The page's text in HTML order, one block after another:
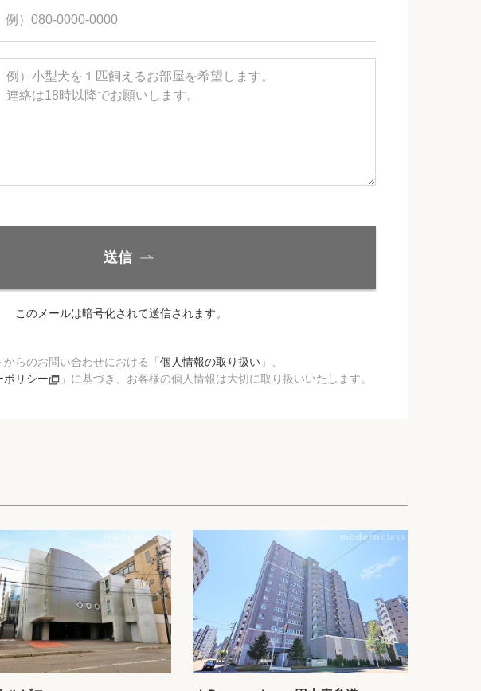
送信
このメールは暗号化されて送信されます。
からのお問い合わせにおける「 個人情報の取り扱い 」、
ポリシー 」に基づき、お客様の個人情報は大切に取り扱いいたします。